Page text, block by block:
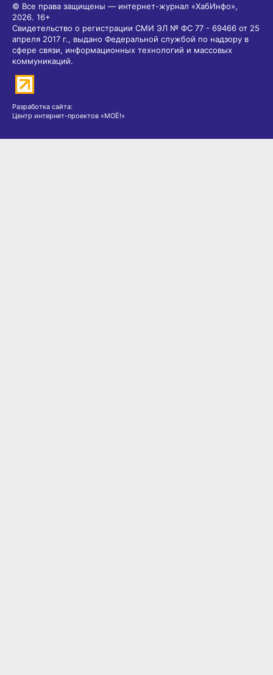
© Все права защищены — интернет-журнал «ХабИнфо»,
2026. 16+
Свидетельство о регистрации СМИ ЭЛ № ФС 77 - 69466 от 25
апреля 2017 г., выдано Федеральной службой по надзору в
сфере связи, информационных технологий и массовых
коммуникаций.
Разработка сайта:
Центр интернет-проектов «МОЁ!»